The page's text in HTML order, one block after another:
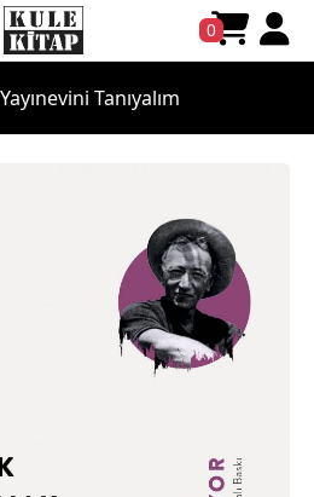
0
Tanıyalım